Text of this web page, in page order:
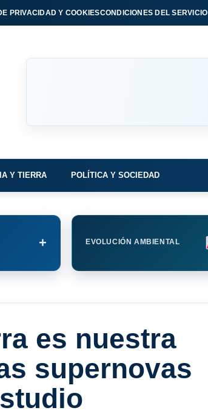
PRIVACIDAD Y COOKIESCONDICIONES DEL SERVICIO
Y TIERRA POLÍTICA Y SOCIEDAD
+ EVOLUCIÓN AMBIENTAL
es nuestra
supernovas